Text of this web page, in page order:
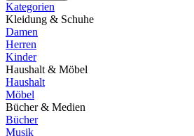
Kategorien
Kleidung & Schuhe
Damen
Herren
Kinder
Haushalt & Möbel
Haushalt
Möbel
Bücher & Medien
Bücher
Musik